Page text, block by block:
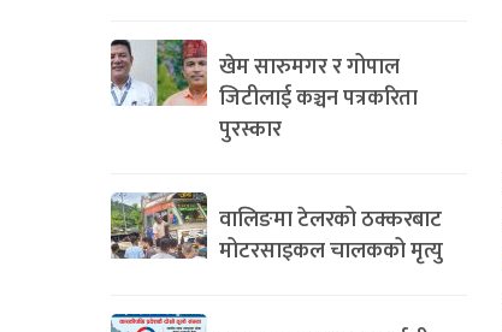
खेम सारुमगर र गोपाल
जिटीलाई कञ्चन पत्रकरिता
पुरस्कार
वालिङमा टेलरको ठक्करबाट
मोटरसाइकल चालकको मृत्यु